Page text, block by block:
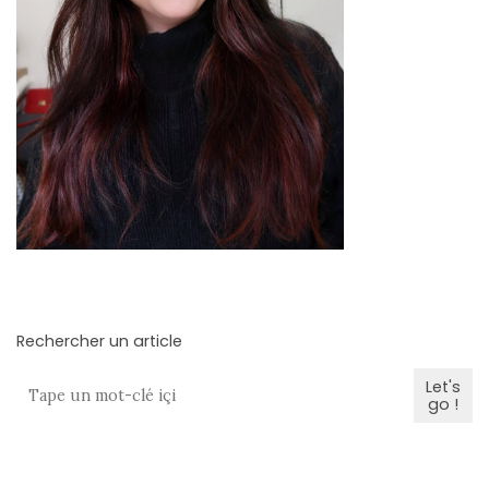
Vie
quotidienne/Maison
(61)
Mode
(502)
Actualités
mode
(5)
(25)
Découvertes
Rechercher un article
Let's
go !